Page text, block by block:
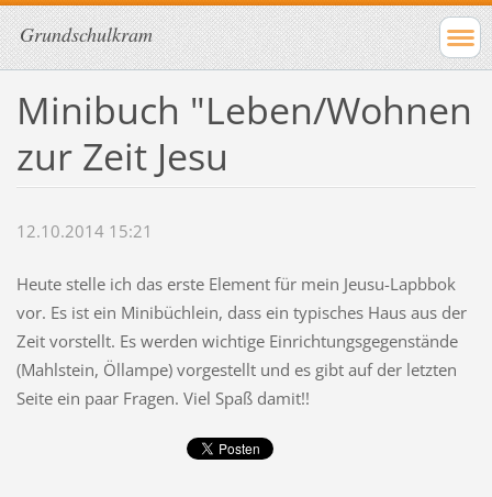
Grundschulkram
Minibuch "Leben/Wohnen
zur Zeit Jesu
12.10.2014 15:21
Heute stelle ich das erste Element für mein Jeusu-Lapbbok
vor. Es ist ein Minibüchlein, dass ein typisches Haus aus der
Zeit vorstellt. Es werden wichtige Einrichtungsgegenstände
(Mahlstein, Öllampe) vorgestellt und es gibt auf der letzten
Seite ein paar Fragen. Viel Spaß damit!!